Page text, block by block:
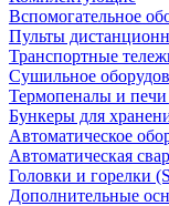
Вспомогательное
Пульты
Транспортные
Сушильное
Термопеналы и печи
Бункеры для
Автоматическое
Автоматическая
Головки и горелки
Дополнительные